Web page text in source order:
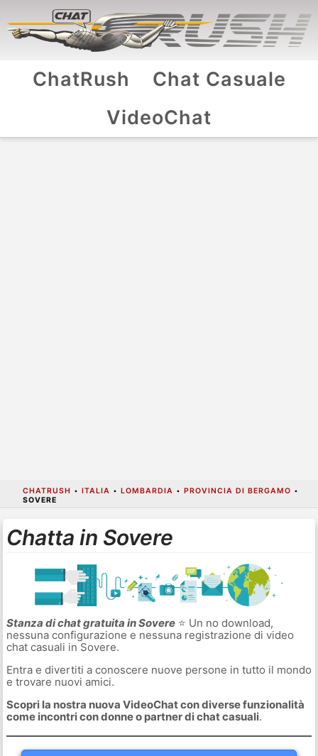
ChatRush
Chat Casuale
VideoChat
CHATRUSH • ITALIA • LOMBARDIA • PROVINCIA DI BERGAMO •
SOVERE
Chatta in Sovere
Stanza di chat gratuita in Sovere⭐ Un no download,
nessuna configurazione e nessuna registrazione di video
chat casuali in Sovere.
Entra e divertiti a conoscere nuove persone in tutto il mondo
e trovare nuovi amici.
Scopri la nostra nuova VideoChat con diverse funzionalità
come incontri con donne o partner di chat casuali.